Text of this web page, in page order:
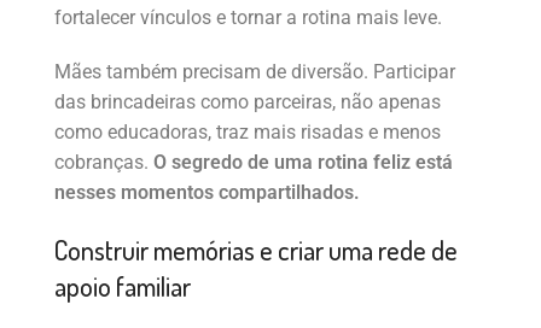
fortalecer vínculos e tornar a rotina mais leve.
Mães também precisam de diversão. Participar
das brincadeiras como parceiras, não apenas
como educadoras, traz mais risadas e menos
cobranças. O segredo de uma rotina feliz está
nesses momentos compartilhados.
Construir memórias e criar uma rede de
apoio familiar